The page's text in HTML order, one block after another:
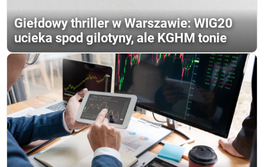
Giełdowy thriller w Warszawie: WIG20
ucieka spod gilotyny, ale KGHM tonie